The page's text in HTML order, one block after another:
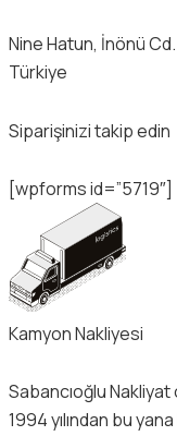
Nine Hatun, İnönü
Türkiye
Siparişinizi takip edin
[wpforms id=”5719″]
Kamyon Nakliyesi
Sabancıoğlu Nakliyat
1994 yılından bu